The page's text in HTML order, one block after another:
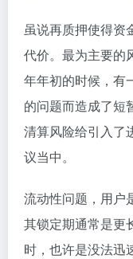
虽说再质押使得资
代价。最为主要的
年年初的时候，有
的问题而造成了短
清算风险给引入了
议当中。
流动性问题，用户
其锁定期通常是更
时，也许是没法迅